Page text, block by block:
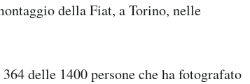
della Fiat, a Torino, nelle
delle 1400 persone che ha fotografato